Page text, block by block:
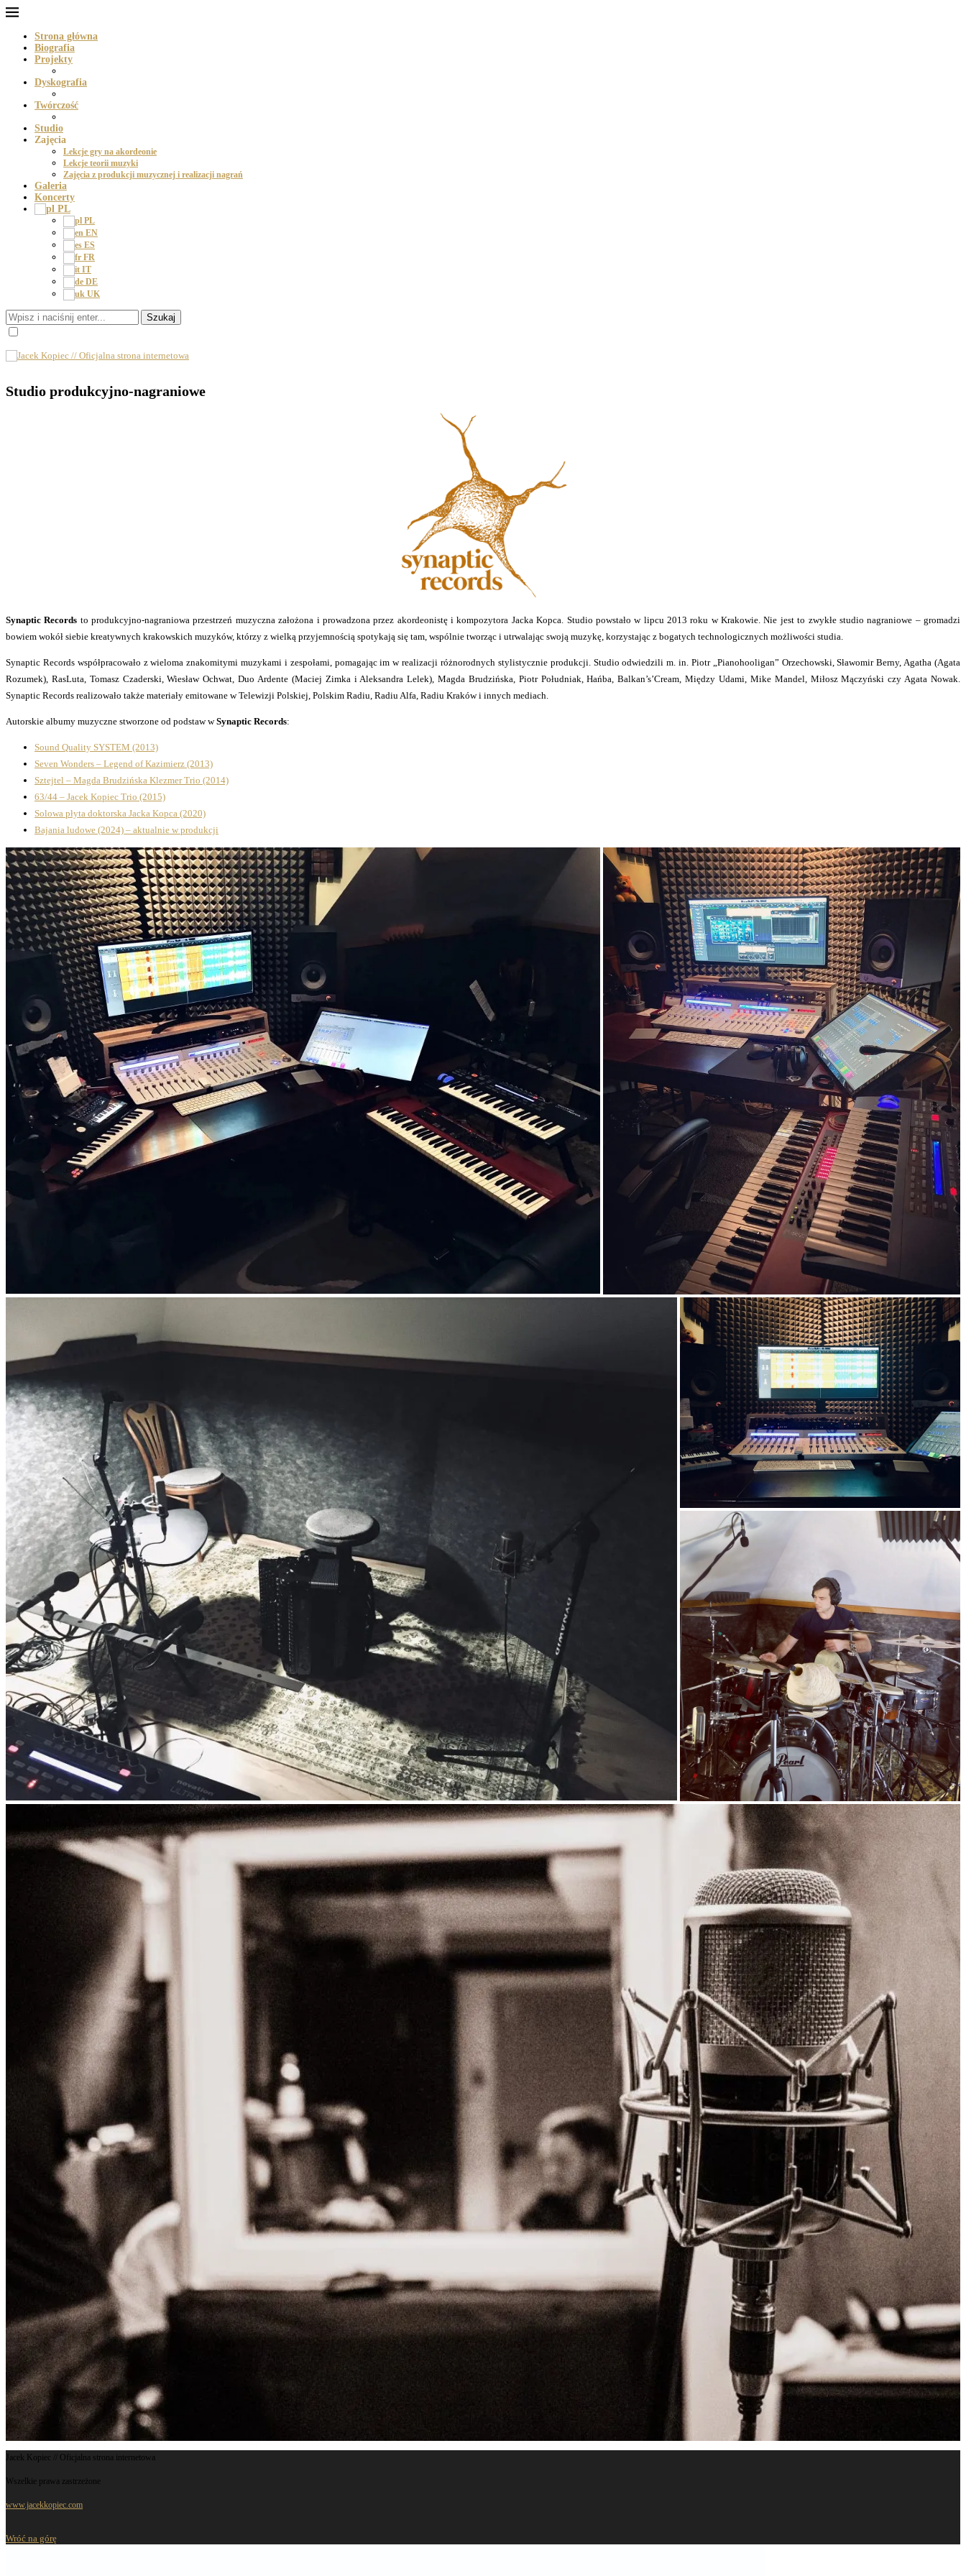
Strona główna
Biografia
Projekty
Dyskografia
Twórczość
Studio
Zajęcia
Lekcje gry na akordeonie
Lekcje teorii muzyki
Zajęcia z produkcji muzycznej i realizacji nagrań
Galeria
Koncerty
PL
PL
EN
ES
FR
IT
DE
UK
Szukaj
Studio produkcyjno-nagraniowe
Synaptic Records to produkcyjno-nagraniowa przestrzeń muzyczna założona i prowadzona przez akordeonistę i kompozytora Jacka Kopca. Studio powstało w lipcu 2013 roku w Krakowie. Nie jest to zwykłe studio nagraniowe – gromadzi
bowiem wokół siebie kreatywnych krakowskich muzyków, którzy z wielką przyjemnością spotykają się tam, wspólnie tworząc i utrwalając swoją muzykę, korzystając z bogatych technologicznych możliwości studia.
Synaptic Records współpracowało z wieloma znakomitymi muzykami i zespołami, pomagając im w realizacji różnorodnych stylistycznie produkcji. Studio odwiedzili m. in. Piotr „Pianohooligan” Orzechowski, Sławomir Berny, Agatha (Agata
Rozumek), RasLuta, Tomasz Czaderski, Wiesław Ochwat, Duo Ardente (Maciej Zimka i Aleksandra Lelek), Magda Brudzińska, Piotr Południak, Hańba, Balkan’s’Cream, Między Udami, Mike Mandel, Miłosz Mączyński czy Agata Nowak.
Synaptic Records realizowało także materiały emitowane w Telewizji Polskiej, Polskim Radiu, Radiu Alfa, Radiu Kraków i innych mediach.
Autorskie albumy muzyczne stworzone od podstaw wSynaptic Records:
Sound Quality SYSTEM (2013)
Seven Wonders – Legend of Kazimierz (2013)
Sztejtel – Magda Brudzińska Klezmer Trio (2014)
63/44 – Jacek Kopiec Trio (2015)
Solowa płyta doktorska Jacka Kopca (2020)
Bajania ludowe (2024) – aktualnie w produkcji
Jacek Kopiec // Oficjalna strona internetowa
Wszelkie prawa zastrzeżone
www.jacekkopiec.com
Wróć na górę